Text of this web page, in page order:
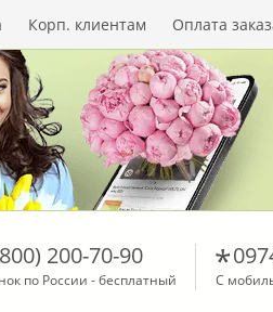
Корп. клиентам Оплата
200-70-90
по России - бесплатный С